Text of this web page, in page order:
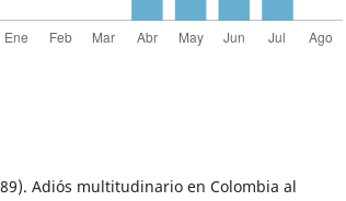
Adiós multitudinario en Colombia al